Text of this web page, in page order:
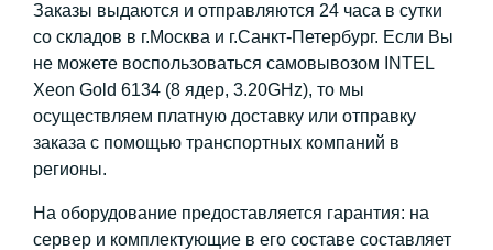
Заказы выдаются и отправляются 24 часа в сутки
со складов в г.Москва и г.Санкт-Петербург. Если Вы
не можете воспользоваться самовывозом INTEL
Xeon Gold 6134 (8 ядер, 3.20GHz), то мы
осуществляем платную доставку или отправку
заказа с помощью транспортных компаний в
регионы.
На оборудование предоставляется гарантия: на
сервер и комплектующие в его составе составляет